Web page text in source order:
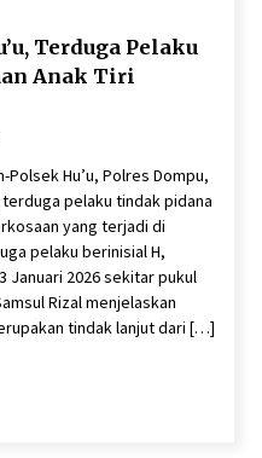
Terduga Pelaku
Anak Tiri
Hu’u, Polres Dompu,
pelaku tindak pidana
yang terjadi di
pelaku berinisial H,
Januari 2026 sekitar pukul
Rizal menjelaskan
tindak lanjut dari […]